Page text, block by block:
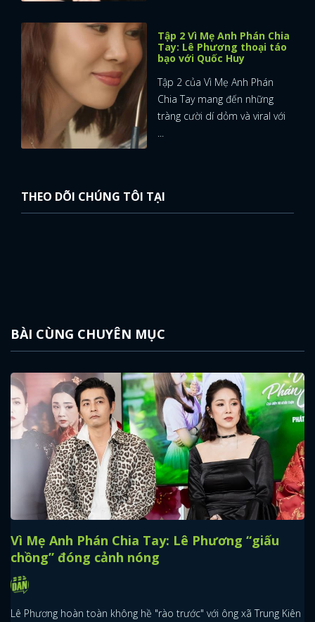
Tập 2 Vì Mẹ Anh Phán Chia
Tay: Lê Phương thoại táo
bạo với Quốc Huy
Tập 2 của Vì Mẹ Anh Phán
Chia Tay mang đến những
tràng cười dí dỏm và viral với
...
THEO DÕI CHÚNG TÔI TẠI
BÀI CÙNG CHUYÊN MỤC
Vì Mẹ Anh Phán Chia Tay: Lê Phương “giấu
chồng” đóng cảnh nóng
Lê Phương hoàn toàn không hề "rào trước" với ông xã Trung Kiên